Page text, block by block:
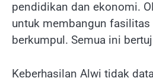
pendidikan dan ekonomi.
untuk membangun
berkumpul. Semua ini
Keberhasilan Alwi tidak